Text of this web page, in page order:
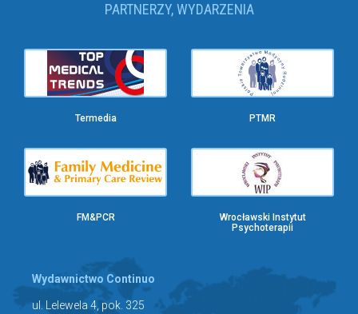
PARTNERZY, WYDARZENIA
Termedia PTMR
FM&PCR
Wrocławski Instytut
Psychoterapii
Wydawnictwo Continuo
ul. Lelewela 4, pok. 325